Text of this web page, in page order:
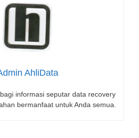
AhliData
informasi seputar data recovery
bermanfaat untuk Anda semua.